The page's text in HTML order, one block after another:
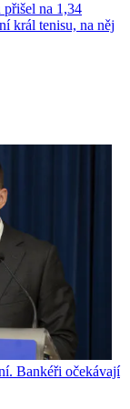
přišel na 1,34
král tenisu, na něj
Bankéři očekávají